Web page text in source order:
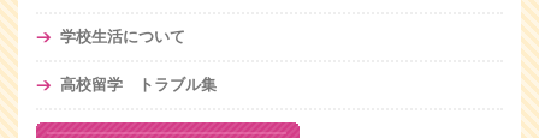
学校生活について
高校留学 トラブル集